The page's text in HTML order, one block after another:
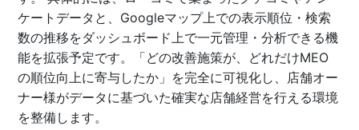
ケートデータと、Googleマップ上での表示順位・検索
数の推移をダッシュボード上で一元管理・分析できる機
能を拡張予定です。「どの改善施策が、どれだけMEO
の順位向上に寄与したか」を完全に可視化し、店舗オー
ナー様がデータに基づいた確実な店舗経営を行える環境
を整備します。